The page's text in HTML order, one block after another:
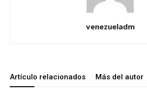
venezueladm
Artículo relacionados Más del autor